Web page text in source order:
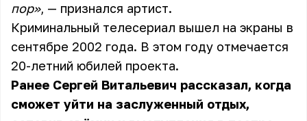
пор», — признался артист.
Криминальный телесериал вышел на экраны в
сентябре 2002 года. В этом году отмечается
20-летний юбилей проекта.
Ранее Сергей Витальевич рассказал, когда
сможет уйти на заслуженный отдых,